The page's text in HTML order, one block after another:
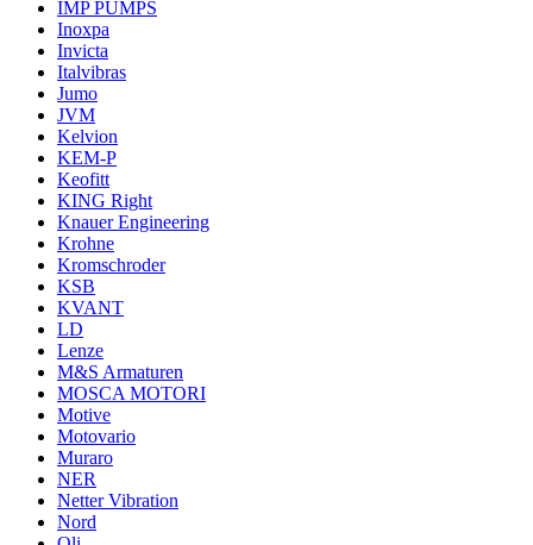
IMP PUMPS
Inoxpa
Invicta
Italvibras
Jumo
JVM
Kelvion
KEM-P
Keofitt
KING Right
Knauer Engineering
Krohne
Kromschroder
KSB
KVANT
LD
Lenze
M&S Armaturen
MOSCA MOTORI
Motive
Motovario
Muraro
NER
Netter Vibration
Nord